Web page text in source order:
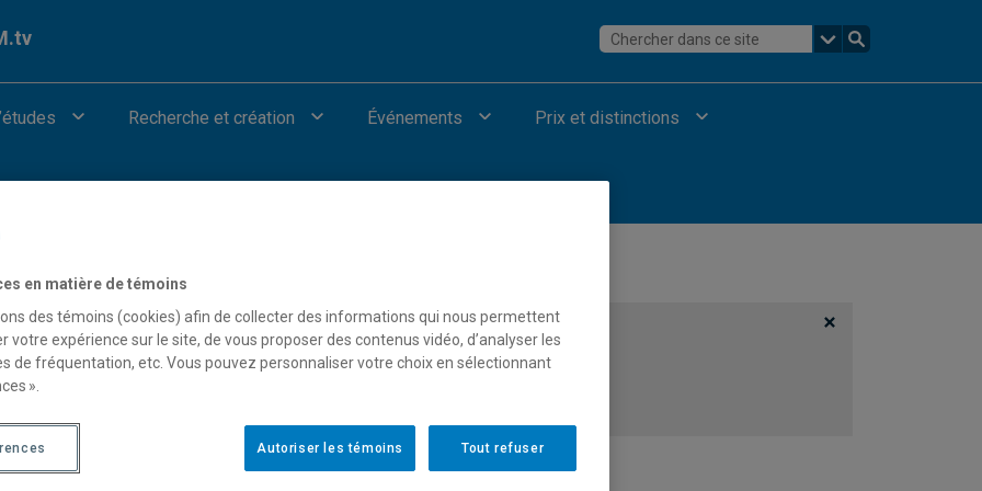
Recherche et création Événements Prix et distinctions
Autres catégories
afficher les vidéos provenant de Youtube.
en matière de témoins
des témoins (cookies) afin de collecter des informations qui nous permettent
votre expérience sur le site, de vous proposer des contenus vidéo, d’analyser les
de fréquentation, etc. Vous pouvez personnaliser votre choix en sélectionnant
».
Tout refuser
Autoriser les témoins